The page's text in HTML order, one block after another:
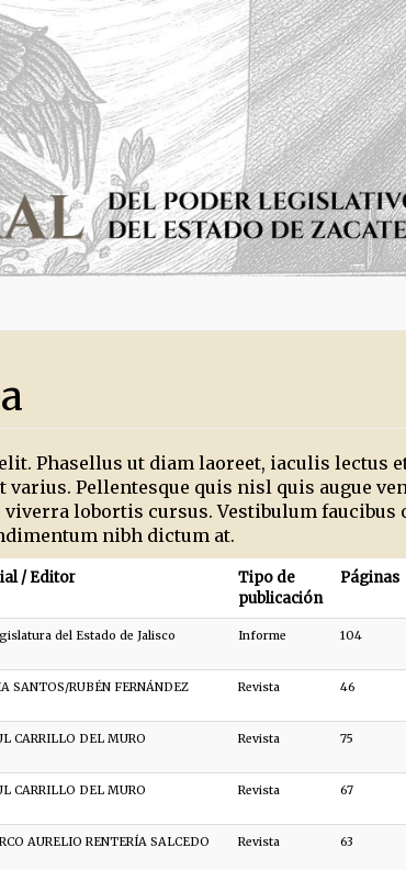
Phasellus ut diam laoreet, iaculis lectus
Pellentesque quis nisl quis augue
lobortis cursus. Vestibulum faucibus
nibh dictum at.
/ Editor
Tipo de
publicación
Páginas
del Estado de Jalisco Informe 104
SANTOS/RUBÉN FERNÁNDEZ Revista 46
CARRILLO DEL MURO Revista 75
CARRILLO DEL MURO Revista 67
AURELIO RENTERÍA SALCEDO Revista 63